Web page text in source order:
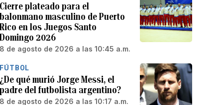
Cierre plateado para el
balonmano masculino de Puerto
Rico en los Juegos Santo
Domingo 2026
8 de agosto de 2026 a las 10:45 a.m.
FÚTBOL
¿De qué murió Jorge Messi, el
padre del futbolista argentino?
8 de agosto de 2026 a las 10:17 a.m.